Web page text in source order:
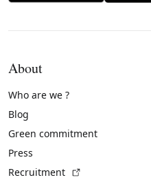
About
Who are we ?
Blog
Green commitment
Press
Recruitment